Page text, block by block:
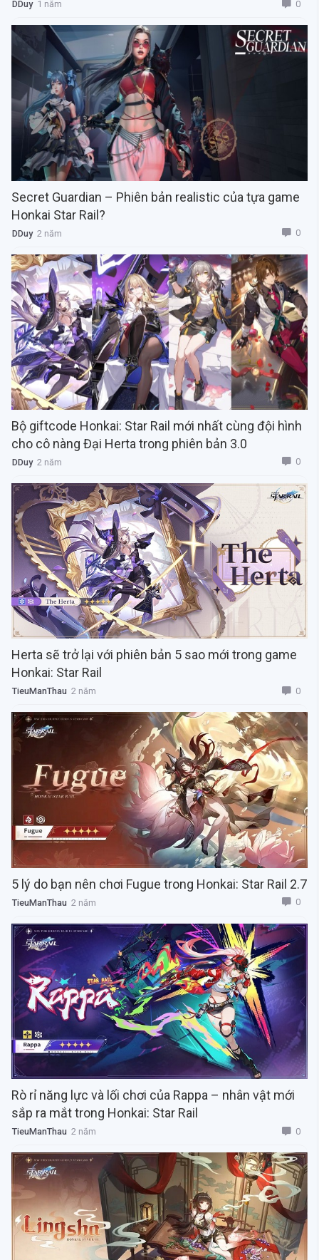
DDuy1 năm 0
Secret Guardian – Phiên bản realistic của tựa game
Honkai Star Rail?
DDuy2 năm 0
Bộ giftcode Honkai: Star Rail mới nhất cùng đội hình
cho cô nàng Đại Herta trong phiên bản 3.0
DDuy2 năm 0
Herta sẽ trở lại với phiên bản 5 sao mới trong game
Honkai: Star Rail
TieuManThau 2 năm 0
5 lý do bạn nên chơi Fugue trong Honkai: Star Rail 2.7
TieuManThau 2 năm 0
Rò rỉ năng lực và lối chơi của Rappa – nhân vật mới
sắp ra mắt trong Honkai: Star Rail
TieuManThau 2 năm 0